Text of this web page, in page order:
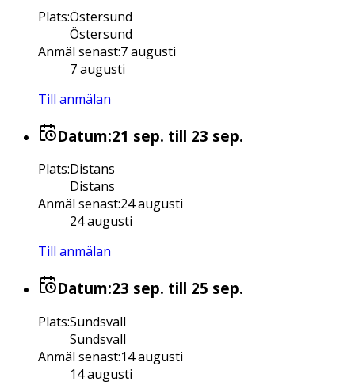
Plats:Östersund
Östersund
Anmäl senast:7 augusti
7 augusti
Till anmälan
Datum:21 sep. till 23 sep.
Plats:Distans
Distans
Anmäl senast:24 augusti
24 augusti
Till anmälan
Datum:23 sep. till 25 sep.
Plats:Sundsvall
Sundsvall
Anmäl senast:14 augusti
14 augusti